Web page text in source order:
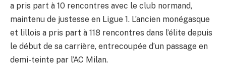
a pris part à 10 rencontres avec le club normand,
maintenu de justesse en Ligue 1. L’ancien monégasque
et lillois a pris part à 118 rencontres dans l’élite depuis
le début de sa carrière, entrecoupée d’un passage en
demi-teinte par l’AC Milan.